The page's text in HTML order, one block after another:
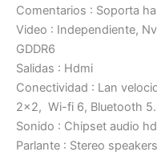
Comentarios : Soporta
Video : Independiente,
GDDR6
Salidas : Hdmi
Conectividad : Lan
2×2, Wi-fi 6, Bluetooth
Sonido : Chipset audio
Parlante : Stereo